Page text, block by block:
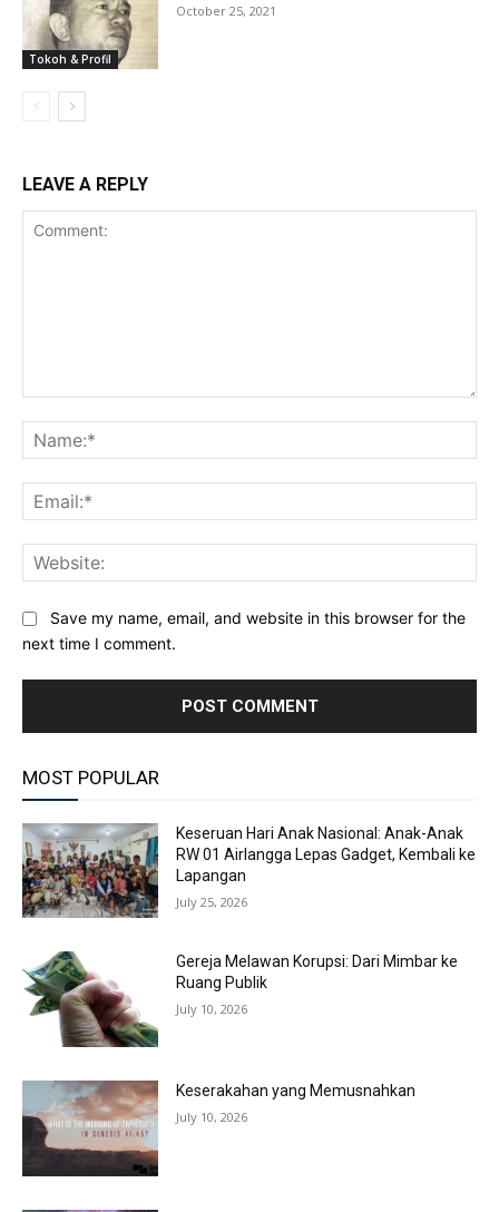
Tokoh & Profil
October 25, 2021
LEAVE A REPLY
Save my name, email, and website in this browser for the
next time I comment.
MOST POPULAR
Keseruan Hari Anak Nasional: Anak-Anak
RW 01 Airlangga Lepas Gadget, Kembali ke
Lapangan
July 25, 2026
Gereja Melawan Korupsi: Dari Mimbar ke
Ruang Publik
July 10, 2026
Keserakahan yang Memusnahkan
July 10, 2026